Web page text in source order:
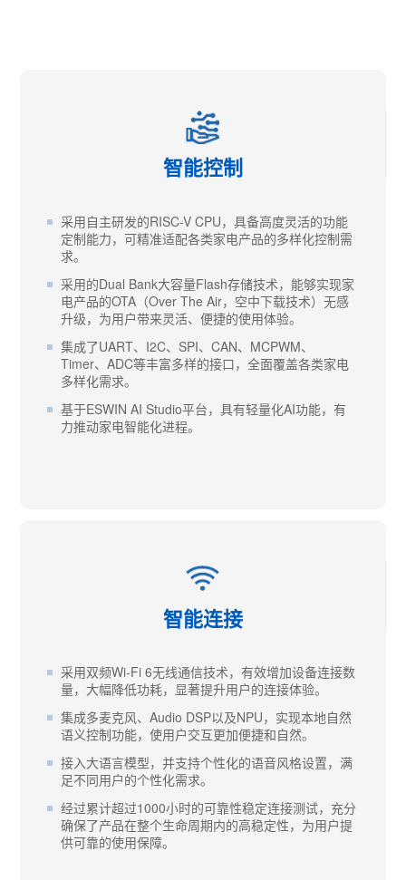
智能控制
采用自主研发的RISC-V CPU，具备高度灵活的功能
定制能力，可精准适配各类家电产品的多样化控制需
求。
采用的Dual Bank大容量Flash存储技术，能够实现家
电产品的OTA（Over The Air，空中下载技术）无感
升级，为用户带来灵活、便捷的使用体验。
集成了UART、I2C、SPI、CAN、MCPWM、
Timer、ADC等丰富多样的接口，全面覆盖各类家电
多样化需求。
基于ESWIN AI Studio平台，具有轻量化AI功能，有
力推动家电智能化进程。
智能连接
采用双频Wi-Fi 6无线通信技术，有效增加设备连接数
量，大幅降低功耗，显著提升用户的连接体验。
集成多麦克风、Audio DSP以及NPU，实现本地自然
语义控制功能，使用户交互更加便捷和自然。
接入大语言模型，并支持个性化的语音风格设置，满
足不同用户的个性化需求。
经过累计超过1000小时的可靠性稳定连接测试，充分
确保了产品在整个生命周期内的高稳定性，为用户提
供可靠的使用保障。